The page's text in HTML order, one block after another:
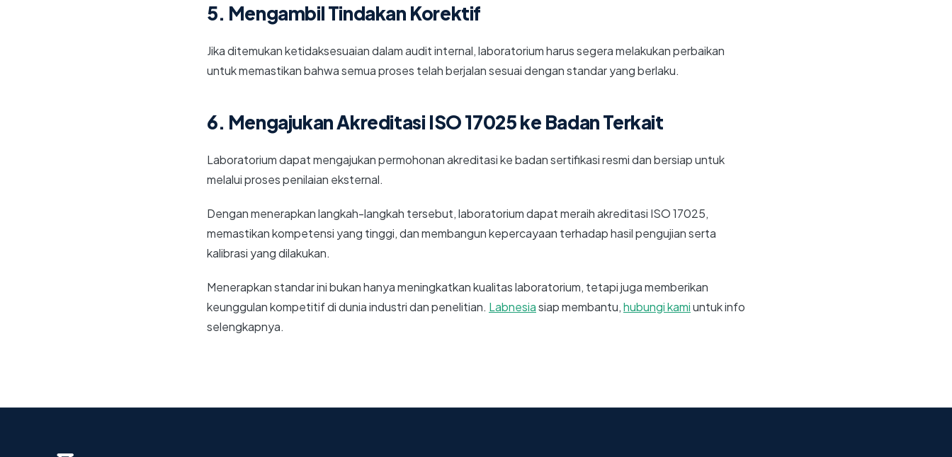
5. Mengambil Tindakan Korektif
Jika ditemukan ketidaksesuaian dalam audit internal, laboratorium harus segera melakukan perbaikan
untuk memastikan bahwa semua proses telah berjalan sesuai dengan standar yang berlaku.
6. Mengajukan Akreditasi ISO 17025 ke Badan Terkait
Laboratorium dapat mengajukan permohonan akreditasi ke badan sertifikasi resmi dan bersiap untuk
melalui proses penilaian eksternal.
Dengan menerapkan langkah-langkah tersebut, laboratorium dapat meraih akreditasi ISO 17025,
memastikan kompetensi yang tinggi, dan membangun kepercayaan terhadap hasil pengujian serta
kalibrasi yang dilakukan.
Menerapkan standar ini bukan hanya meningkatkan kualitas laboratorium, tetapi juga memberikan
keunggulan kompetitif di dunia industri dan penelitian. Labnesiasiap membantu,hubungi kamiuntuk info
selengkapnya.